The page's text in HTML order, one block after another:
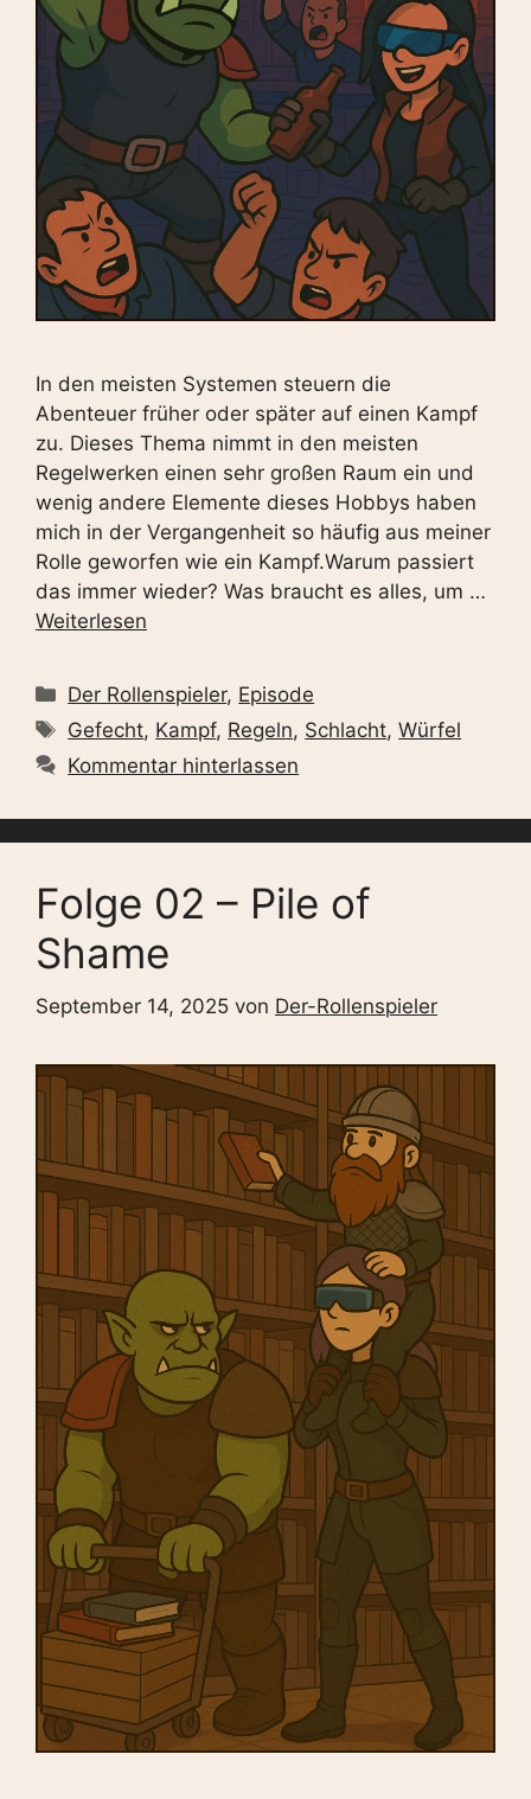
In den meisten Systemen steuern die
Abenteuer früher oder später auf einen Kampf
zu. Dieses Thema nimmt in den meisten
Regelwerken einen sehr großen Raum ein und
wenig andere Elemente dieses Hobbys haben
mich in der Vergangenheit so häufig aus meiner
Rolle geworfen wie ein Kampf.Warum passiert
das immer wieder? Was braucht es alles, um …
Weiterlesen
Kategorien
Der Rollenspieler, Episode
Schlagwörter
Gefecht, Kampf, Regeln, Schlacht,Würfel
Kommentar hinterlassen
Folge 02 – Pile of
Shame
September 14, 2025 von Der-Rollenspieler